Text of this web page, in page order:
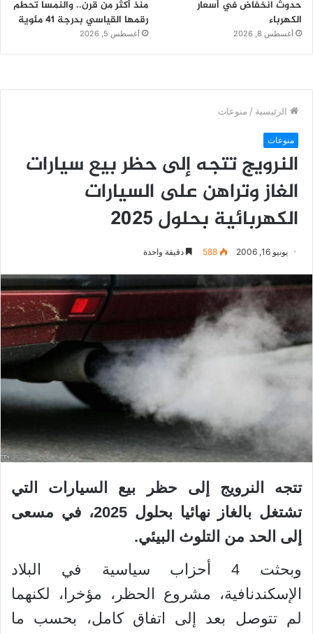
حدوث انخفاض في أسعار
الكهرباء
أغسطس 8, 2026
منذ أكثر من قرن.. والنمسا تحطم
رقمها القياسي بدرجة 41 مئوية
أغسطس 5, 2026